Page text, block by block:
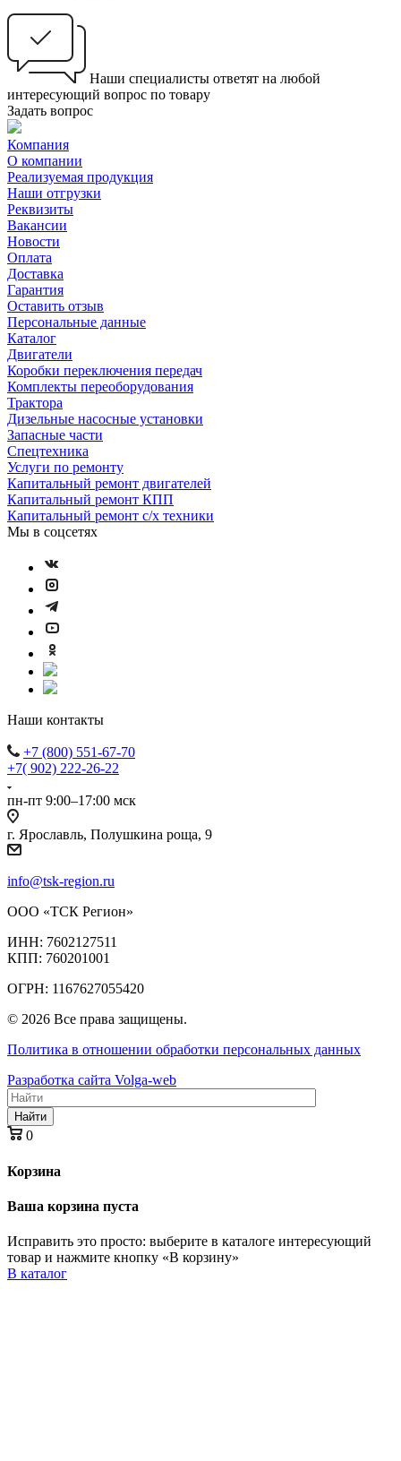
Наши специалисты ответят на любой
интересующий вопрос по товару
Задать вопрос
Компания
О компании
Реализуемая продукция
Наши отгрузки
Реквизиты
Вакансии
Новости
Оплата
Доставка
Гарантия
Оставить отзыв
Персональные данные
Каталог
Двигатели
Коробки переключения передач
Комплекты переоборудования
Трактора
Дизельные насосные установки
Запасные части
Спецтехника
Услуги по ремонту
Капитальный ремонт двигателей
Капитальный ремонт КПП
Капитальный ремонт с/х техники
Мы в соцсетях
Наши контакты
+7 (800) 551-67-70
+7( 902) 222-26-22
пн-пт 9:00–17:00 мск
г. Ярославль, Полушкина роща, 9
info@tsk-region.ru
ООО «ТСК Регион»
ИНН: 7602127511
КПП: 760201001
ОГРН: 1167627055420
© 2026 Все права защищены.
Политика в отношении обработки персональных данных
Разработка сайта Volga-web
Найти
0
Корзина
Ваша корзина пуста
Исправить это просто: выберите в каталоге интересующий
товар и нажмите кнопку «В корзину»
В каталог